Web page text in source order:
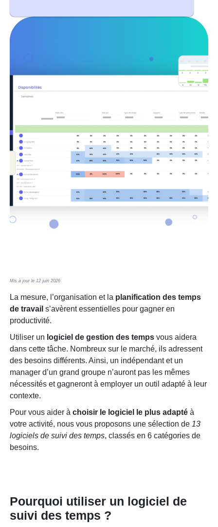
indépendants
Mis à jour le 12 juin 2026
La mesure, l’organisation et la planification des temps
de travail s’avèrent essentielles pour gagner en
productivité.
Utiliser un logiciel de gestion des temps vous aidera
dans cette tâche. Nombreux sur le marché, ils adressent
des besoins différents. Ainsi, un indépendant et un
manager d’un grand groupe n’auront pas les mêmes
nécessités et gagneront à employer un outil adapté à leur
contexte.
Pour vous aider à choisir le logiciel le plus adapté à
votre activité, nous vous proposons une sélection de 13
logiciels de suivi des temps, classés en 6 catégories de
besoins.
Pourquoi utiliser un logiciel de
suivi des temps ?